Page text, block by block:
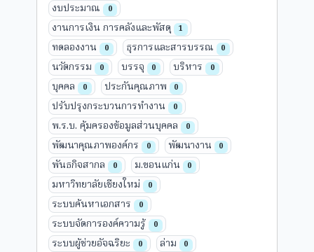
งบประมาณ 0
งานการเงิน การคลังและพัสดุ 1
ทดลองงาน 0 ธุรการและสารบรรณ 0
นวัตกรรม 0 บรรจุ 0 บริหาร 0
บุคคล 0 ประกันคุณภาพ 0
ปรับปรุงกระบวนการทำงาน 0
พ.ร.บ. คุ้มครองข้อมูลส่วนบุคคล 0
พัฒนาคุณภาพองค์กร 0 พัฒนางาน 0
พันธกิจสากล 0 ม.ขอนแก่น 0
มหาวิทยาลัยเชียงใหม่ 0
ระบบค้นหาเอกสาร 0
ระบบจัดการองค์ความรู้ 0
ระบบผู้ช่วยอัจฉริยะ 0 ล่าม 0